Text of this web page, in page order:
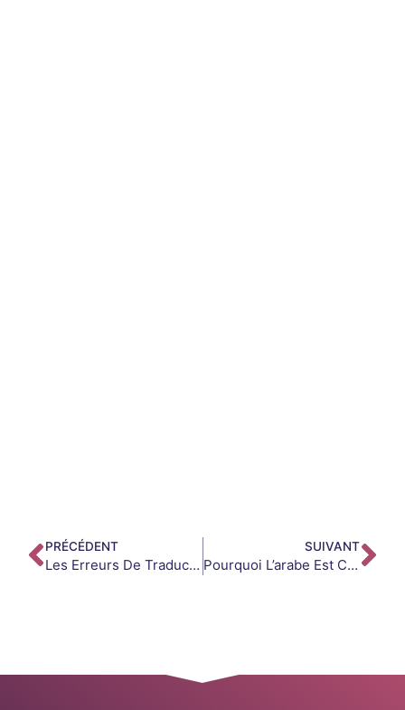
PRÉCÉDENT
Les Erreurs De Traduction Les Plus Graves Du Qur’an En Français
SUIVANT
Pourquoi L’arabe Est Considéré Comme La Langue La Plus Riche Du Monde